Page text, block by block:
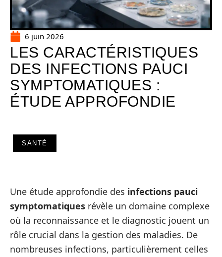
6 juin 2026
LES CARACTÉRISTIQUES
DES INFECTIONS PAUCI
SYMPTOMATIQUES :
ÉTUDE APPROFONDIE
SANTÉ
Une étude approfondie des infections pauci
symptomatiques révèle un domaine complexe
où la reconnaissance et le diagnostic jouent un
rôle crucial dans la gestion des maladies. De
nombreuses infections, particulièrement celles